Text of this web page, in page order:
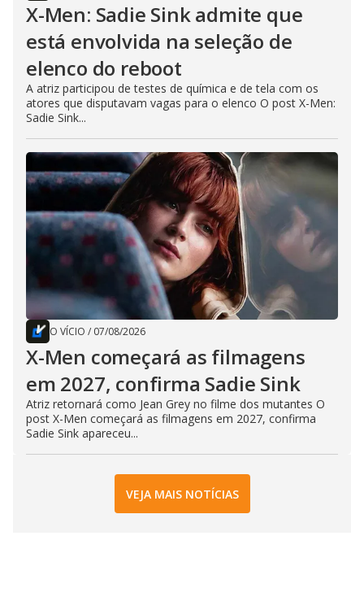
X-Men: Sadie Sink admite que
está envolvida na seleção de
elenco do reboot
A atriz participou de testes de química e de tela com os
atores que disputavam vagas para o elenco O post X-Men:
Sadie Sink...
O VÍCIO / 07/08/2026
X-Men começará as filmagens
em 2027, confirma Sadie Sink
Atriz retornará como Jean Grey no filme dos mutantes O
post X-Men começará as filmagens em 2027, confirma
Sadie Sink apareceu...
VEJA MAIS NOTÍCIAS